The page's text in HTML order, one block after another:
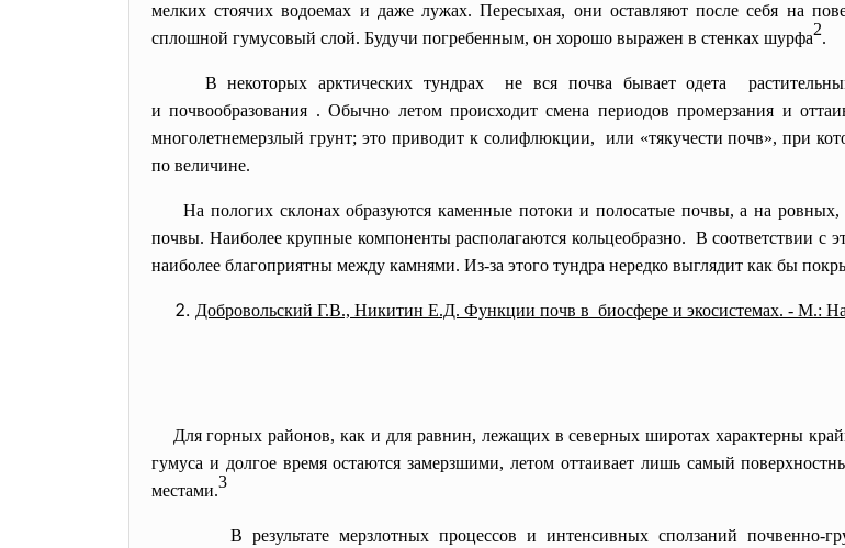
мелких стоячих водоемах и даже лужах. Пересыхая, они оставляют после себя на
сплошной гумусовый слой. Будучи погребенным, он хорошо выражен в стенках шурфа2.
В некоторых арктических тундрах не вся почва бывает одета
и почвообразования . Обычно летом происходит смена периодов промерзания и
многолетнемерзлый грунт; это приводит к солифлюкции, или «тякучести почв», при
по величине.
На пологих склонах образуются каменные потоки и полосатые почвы, а на ровных,
почвы. Наиболее крупные компоненты располагаются кольцеобразно. В соответствии с
наиболее благоприятны между камнями. Из-за этого тундра нередко выглядит как бы
Добровольский Г.В., Никитин Е.Д. Функции почв в биосфере и экосистемах. - М.:
Для горных районов, как и для равнин, лежащих в северных широтах характерны
гумуса и долгое время остаются замерзшими, летом оттаивает лишь самый
местами.3
В результате мерзлотных процессов и интенсивных сползаний почвенно-